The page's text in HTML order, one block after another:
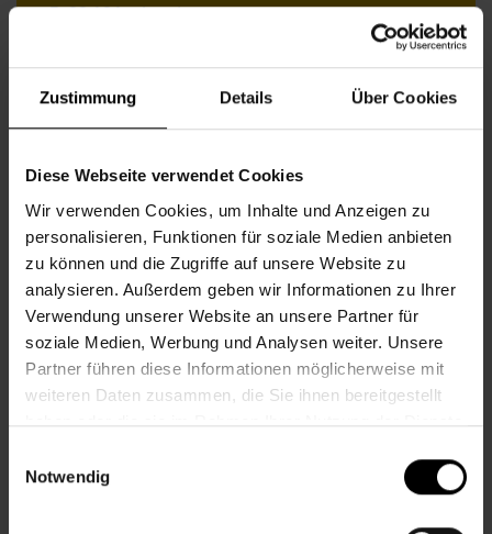
Zustimmung Details Über Cookies
Diese Webseite verwendet Cookies
Wir verwenden Cookies, um Inhalte und Anzeigen zu
personalisieren, Funktionen für soziale Medien anbieten
zu können und die Zugriffe auf unsere Website zu
analysieren. Außerdem geben wir Informationen zu Ihrer
Verwendung unserer Website an unsere Partner für
soziale Medien, Werbung und Analysen weiter. Unsere
Partner führen diese Informationen möglicherweise mit
weiteren Daten zusammen, die Sie ihnen bereitgestellt
haben oder die sie im Rahmen Ihrer Nutzung der Dienste
Notwendig
5, 33,13A – Laudongasse
Di.
09.30–17.00 Uhr
Mi.
13.00–18.00 Uhr
Do.
09.30–17.00 Uhr
nach Vereinbarung
Öffnungszeiten Juli und August
Mo.
13.00–18.00 Uhr
Di.
09.30–17.00 Uhr
Mi.
09.30–13.00 Uhr
Fr.